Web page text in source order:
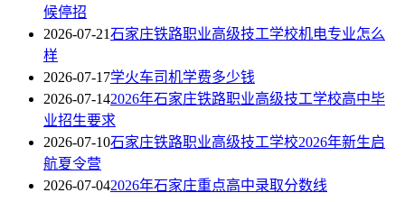
候停招
2026-07-21石家庄铁路职业高级技工学校机电专业怎么
样
2026-07-17学火车司机学费多少钱
2026-07-142026年石家庄铁路职业高级技工学校高中毕
业招生要求
2026-07-10石家庄铁路职业高级技工学校2026年新生启
航夏令营
2026-07-042026年石家庄重点高中录取分数线